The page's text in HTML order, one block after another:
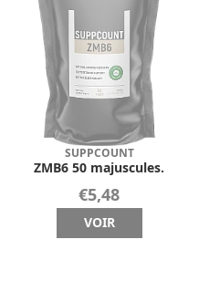
SUPPCOUNT
ZMB6 50 majuscules.
€5,48
VOIR